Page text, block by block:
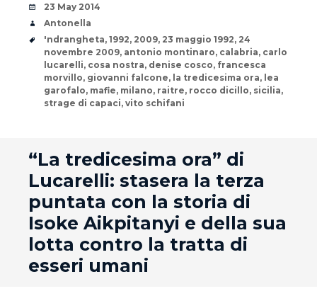
Date
23 May 2014
Author
Antonella
Tags
'ndrangheta, 1992, 2009, 23 maggio 1992, 24
novembre 2009, antonio montinaro, calabria, carlo
lucarelli, cosa nostra, denise cosco, francesca
morvillo, giovanni falcone, la tredicesima ora, lea
garofalo, mafie, milano, raitre, rocco dicillo, sicilia,
strage di capaci, vito schifani
“La tredicesima ora” di
Lucarelli: stasera la terza
puntata con la storia di
Isoke Aikpitanyi e della sua
lotta contro la tratta di
esseri umani